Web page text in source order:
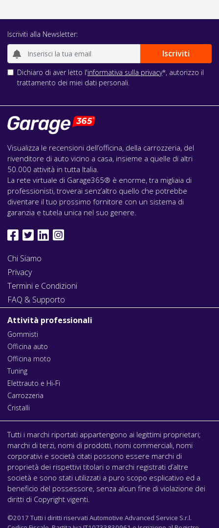
Iscriviti alla Newsletter:
Dichiaro di aver letto l'informativa sulla privacy*, autorizzo il
trattamento dei miei dati personali.
Visualizza le recensioni dell’officina, della carrozzeria, del
rivenditore di auto vicino a casa, insieme a quelle di altri
50.000 attività in tutta Italia.
La rete virtuale di Garage365® è enorme, tra migliaia di
professionisti, troverai senz’altro quello che potrebbe
diventare il tuo prossimo fornitore con un sistema di
garanzia e tutela unica nel suo genere.
Chi Siamo
Privacy
Termini e Condizioni
FAQ & Supporto
Attività professionali
Gommisti
Officina auto
Officina moto
Tuning
Elettrauto e Hi-Fi
Carrozzeria
Cristalli
Tutti i marchi riportati appartengono ai legittimi proprietari;
marchi di terzi, nomi di prodotti, nomi commerciali, nomi
corporativi e società citati possono essere marchi di
proprietà dei rispettivi titolari o marchi registrati d’altre
società e sono stati utilizzati a puro scopo esplicativo ed a
beneficio del possessore, senza alcun fine di violazione dei
diritti di Copyright vigenti.
©2017 Tutti i diritti riservati Automotive Advanced Service S.r.l.